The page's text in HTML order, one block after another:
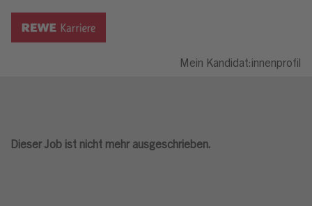
Mein Kandidat:innenprofil
Dieser Job ist nicht mehr ausgeschrieben.